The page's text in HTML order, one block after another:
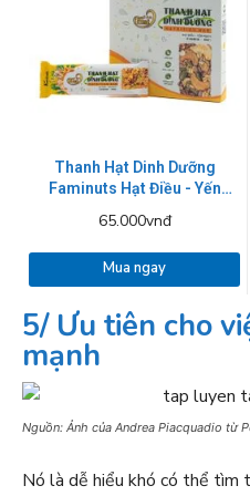
Thanh Hạt Dinh Dưỡng
Faminuts Hạt Điều - Yến
65.000vnđ
Mua ngay
5/ Ưu tiên cho
mạnh
Nguồn: Ảnh của Andrea Piacquadio từ
Nó là dễ hiểu khó có thể tìm